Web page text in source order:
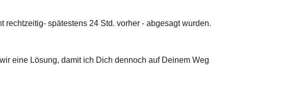
spätestens 24 Std. vorher - abgesagt wurden.
eine Lösung, damit ich Dich dennoch auf Deinem Weg